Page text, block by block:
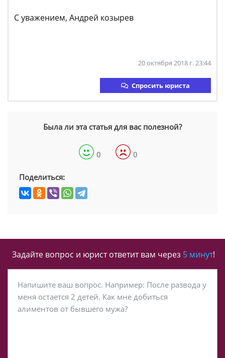
С уважением, Андрей козырев
20 октября 2018 г. 23:44
Спросить юриста
Была ли эта статья для вас полезной?
0 0
Поделиться:
Задайте вопрос и юрист ответит вам через 5 минут!